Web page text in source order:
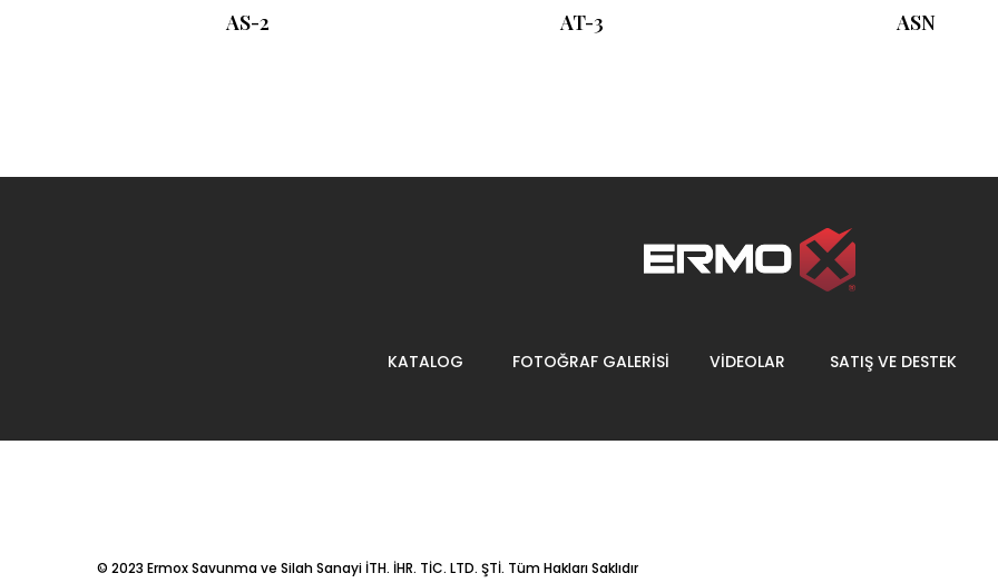
AS-2 AT-3 ASN
KATALOG FOTOĞRAF GALERİSİ VİDEOLAR SATIŞ VE DESTEK
© 2023 Ermox Savunma ve Silah Sanayi İTH. İHR. TİC. LTD. ŞTİ. Tüm Hakları Saklıdır